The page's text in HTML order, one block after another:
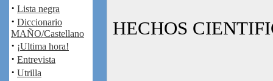
· Lista negra
· Diccionario
MAÑO/Castellano
· ¡Ultima hora!
· Entrevista
· Utrilla
HECHOS